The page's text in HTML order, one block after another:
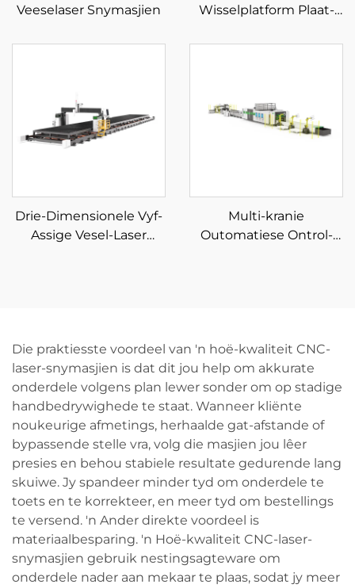
Veeselaser Snymasjien
Wisselplatform Plaat-
Veeselaser Snymasjien
Drie-Dimensionele Vyf-
Assige Vesel-Laser
Multi-kranie
Outomatiese Ontrol-
Die praktiesste voordeel van 'n hoë-kwaliteit CNC-
laser-snymasjien is dat dit jou help om akkurate
onderdele volgens plan lewer sonder om op stadige
handbedrywighede te staat. Wanneer kliënte
noukeurige afmetings, herhaalde gat-afstande of
bypassende stelle vra, volg die masjien jou lêer
presies en behou stabiele resultate gedurende lang
skuiwe. Jy spandeer minder tyd om onderdele te
toets en te korrekteer, en meer tyd om bestellings
te versend. 'n Ander direkte voordeel is
materiaalbesparing. 'n Hoë-kwaliteit CNC-laser-
snymasjien gebruik nestingsagteware om
onderdele nader aan mekaar te plaas, sodat jy meer